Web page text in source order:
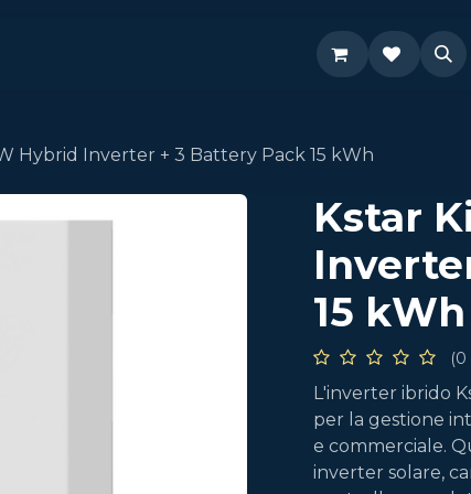
Hybrid Inverter + 3 Battery Pack 15 kWh
Kstar
15 kWh
(0
L'inverter ibrido
per la gestione
e commerciale.
inverter solare,